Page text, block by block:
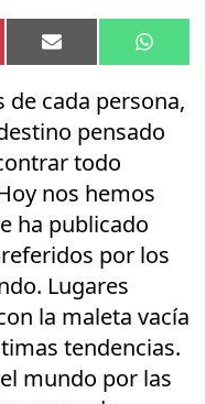
Compartir
en
Email
en
de cada persona,
pensado
todo
nos hemos
ha publicado
por los
Lugares
la maleta vacía
tendencias.
mundo por las